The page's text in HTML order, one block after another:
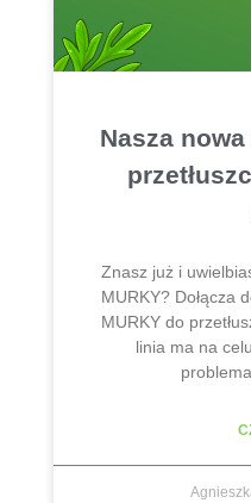
Nasza
Znasz już i
MURKY? Dołącza
MURKY do
linia ma na